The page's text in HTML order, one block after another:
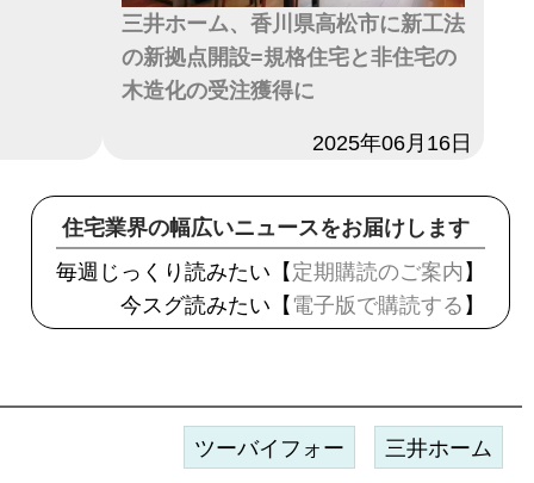
三井ホーム、香川県高松市に新工法
の新拠点開設=規格住宅と非住宅の
木造化の受注獲得に
2025年06月16日
住宅業界の幅広いニュースをお届けします
毎週じっくり読みたい【 定期購読のご案内 】
今スグ読みたい【 電子版で購読する 】
ツーバイフォー 三井ホーム